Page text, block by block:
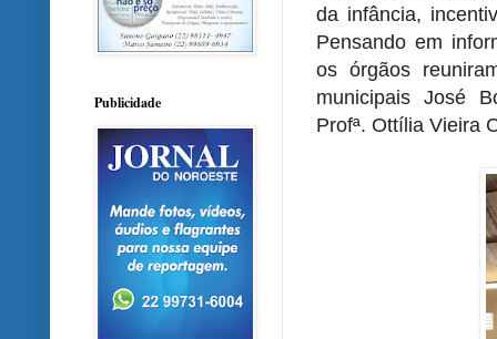
da infância,
Pensando em
os órgãos
municipais José
Profª. Ottília Vieira
Publicidade